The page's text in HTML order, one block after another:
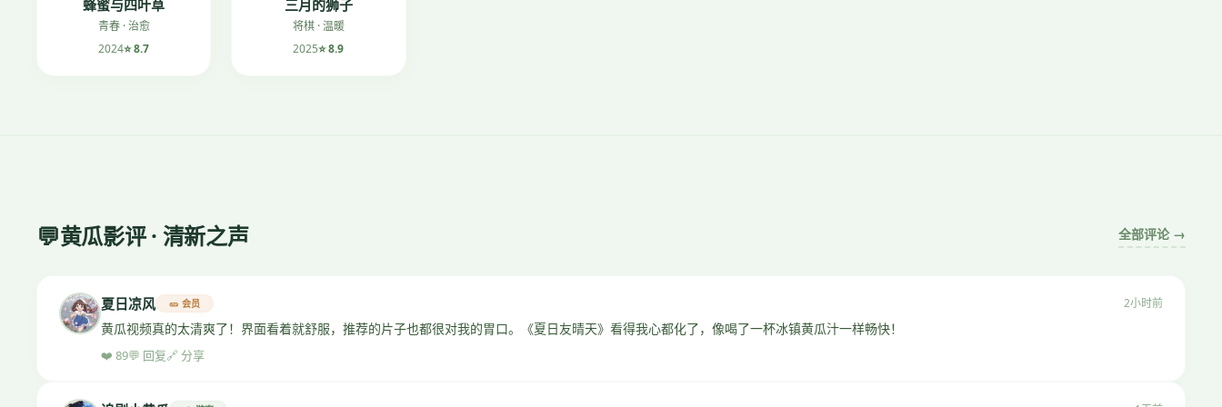
蜂蜜与四叶草
青春 · 治愈
2024⭐ 8.7
三月的狮子
将棋 · 温暖
2025⭐ 8.9
💬黄瓜影评 · 清新之声 全部评论 →
夏日凉风 🥒 会员 2小时前
黄瓜视频真的太清爽了！界面看着就舒服，推荐的片子也都很对我的胃口。《夏日友晴天》看得我心都化了，像喝了一杯冰镇黄瓜汁一样畅快！
❤️ 89💬 回复🔗 分享